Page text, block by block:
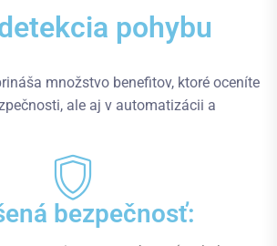
pohybu
množstvo benefitov, ktoré oceníte
ale aj v automatizácii a
bezpečnosť: